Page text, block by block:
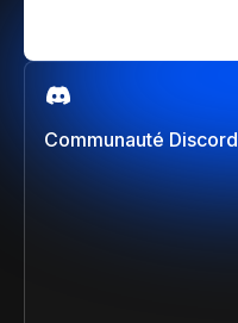
Communauté Discord